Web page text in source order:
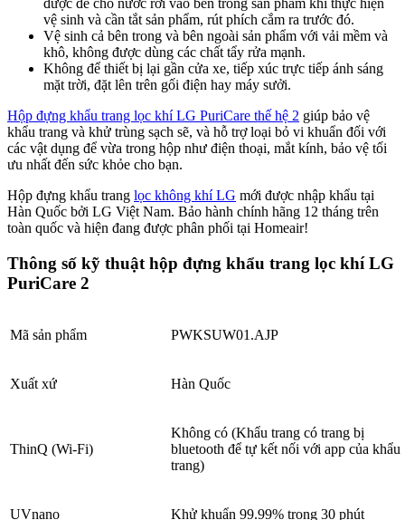
vệ sinh và cần tắt sản phẩm, rút phích cắm ra trước đó.
Vệ sinh cả bên trong và bên ngoài sản phẩm với vải mềm và
khô, không được dùng các chất tẩy rửa mạnh.
Không để thiết bị lại gần cửa xe, tiếp xúc trực tiếp ánh sáng
mặt trời, đặt lên trên gối điện hay máy sưởi.
Hộp đựng khẩu trang lọc khí LG PuriCare thế hệ 2 giúp bảo vệ
khẩu trang và khử trùng sạch sẽ, và hỗ trợ loại bỏ vi khuẩn đối với
các vật dụng để vừa trong hộp như điện thoại, mắt kính, bảo vệ tối
ưu nhất đến sức khỏe cho bạn.
Hộp đựng khẩu trang lọc không khí LG mới được nhập khẩu tại
Hàn Quốc bởi LG Việt Nam. Bảo hành chính hãng 12 tháng trên
toàn quốc và hiện đang được phân phối tại Homeair!
Thông số kỹ thuật hộp đựng khẩu trang lọc khí LG
PuriCare 2
Mã sản phẩm PWKSUW01.AJP
Xuất xứ Hàn Quốc
ThinQ (Wi-Fi)
Không có (Khẩu trang có trang bị
bluetooth để tự kết nối với app của khẩu
trang)
UVnano Khử khuẩn 99.99% trong 30 phút